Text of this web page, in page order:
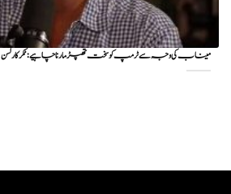
میناب کی وجہ سے ٹرمپ کو سخت تھپڑ مارنا چاہیے : ٹکر کارلسن